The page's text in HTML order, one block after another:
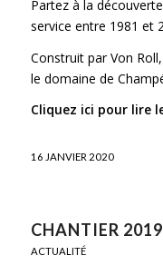
Partez à la
service entre 1981 et
Construit par Von
le domaine de
Cliquez ici pour lire
16 JANVIER 2020
CHANTIER
ACTUALITÉ